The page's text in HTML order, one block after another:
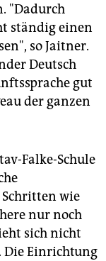
"Dadurch
ständig einen
so Jaitner.
Deutsch
gut
der ganzen
Falke-Schule
wie
nur noch
sich nicht
Die Einrichtung